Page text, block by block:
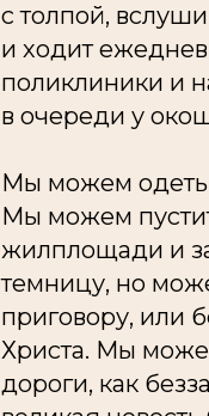
с толпой,
и ходит
поликлиники и
в очереди у
Мы можем одеть
Мы можем
жилплощади и
темницу, но
приговору, или
Христа. Мы
дороги, как